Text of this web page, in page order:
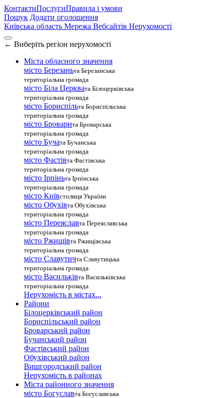
КонтактиПослугиПравила і умови
Пошук Додати оголошення
Київська область Мережа Вебсайтів Нерухомості
← Виберіть регіон нерухомості
Міста обласного значення
місто Березаньта Березанська
територіальна громада
місто Біла Церквата Білоцерківська
територіальна громада
місто Бориспільта Бориспільська
територіальна громада
місто Броварита Броварська
територіальна громада
місто Бучата Бучанська
територіальна громада
місто Фастівта Фастівська
територіальна громада
місто Ірпіньта Ірпінська
територіальна громада
місто Київстолиця України
місто Обухівта Обухівська
територіальна громада
місто Переяславта Переяславська
територіальна громада
місто Ржищівта Ржищівська
територіальна громада
місто Славутичта Славутицька
територіальна громада
місто Василькiвта Васильківська
територіальна громада
Нерухомість в містах...
Райони
Білоцерківський район
Бориспільський район
Броварський район
Бучанський район
Фастівський район
Обухівський район
Вишгородський район
Нерухомість в районах
Міста районного значення
місто Богуславта Богуславська